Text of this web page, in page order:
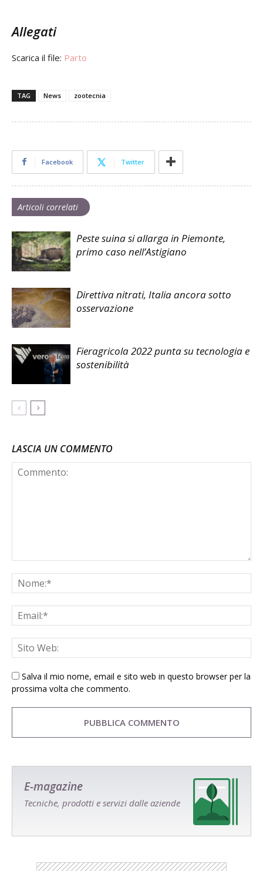
Allegati
Scarica il file: Parto
TAG News zootecnia
Facebook Twitter
Articoli correlati
Peste suina si allarga in Piemonte,
primo caso nell’Astigiano
Direttiva nitrati, Italia ancora sotto
osservazione
Fieragricola 2022 punta su tecnologia e
sostenibilità
LASCIA UN COMMENTO
Salva il mio nome, email e sito web in questo browser per la
prossima volta che commento.
E-magazine
Tecniche, prodotti e servizi dalle aziende